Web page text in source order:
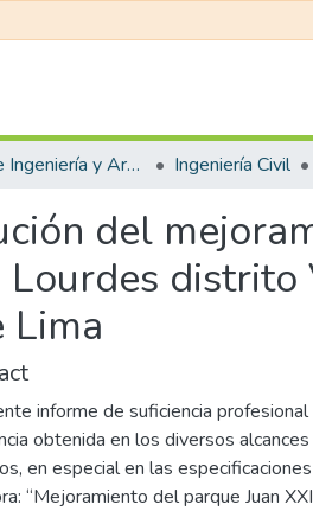
Facultad de Ingeniería y Arquitectura Ingeniería Civil
del
Lima
informe de suficiencia
obtenida en los diversos
en especial en las
“Mejoramiento del parque Juan